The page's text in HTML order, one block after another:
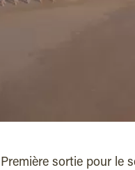
Première sortie pour le